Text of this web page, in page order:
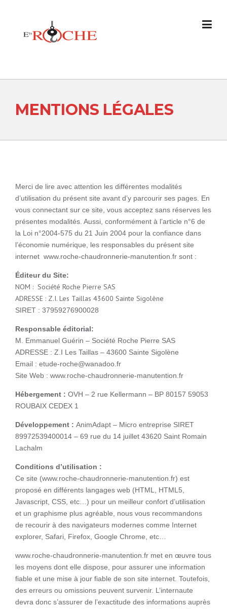
MENTIONS LÉGALES
Merci de lire avec attention les différentes modalités
d’utilisation du présent site avant d’y parcourir ses pages. En
vous connectant sur ce site, vous acceptez sans réserves les
présentes modalités. Aussi, conformément à l’article n°6 de
la Loi n°2004-575 du 21 Juin 2004 pour la confiance dans
l’économie numérique, les responsables du présent site
internet www.roche-chaudronnerie-manutention.fr sont :
Éditeurdu Site:
NOM : Société Roche Pierre SAS
ADRESSE : Z.I. Les Taillas 43600 Sainte Sigolène
SIRET : 37959276900028
Responsable éditorial:
M. Emmanuel Guérin – Société Roche Pierre SAS
ADRESSE : Z.I Les Taillas – 43600 Sainte Sigolène
Email : etude-roche@wanadoo.fr
Site Web : www.roche-chaudronnerie-manutention.fr
Hébergement : OVH – 2 rue Kellermann – BP 80157 59053
ROUBAIX CEDEX 1
Développement : AnimAdapt – Micro entreprise SIRET
89972539400014 – 69 rue du 14 juillet 43620 Saint Romain
Lachalm
Conditions d’utilisation :
Ce site (www.roche-chaudronnerie-manutention.fr) est
proposé en différents langages web (HTML, HTML5,
Javascript, CSS, etc…) pour un meilleur confort d’utilisation
et un graphisme plus agréable, nous vous recommandons
de recourir à des navigateurs modernes comme Internet
explorer, Safari, Firefox, Google Chrome, etc…
www.roche-chaudronnerie-manutention.fr met en œuvre tous
les moyens dont elle dispose, pour assurer une information
fiable et une mise à jour fiable de son site internet. Toutefois,
des erreurs ou omissions peuvent survenir. L’internaute
devra donc s’assurer de l’exactitude des informations auprès